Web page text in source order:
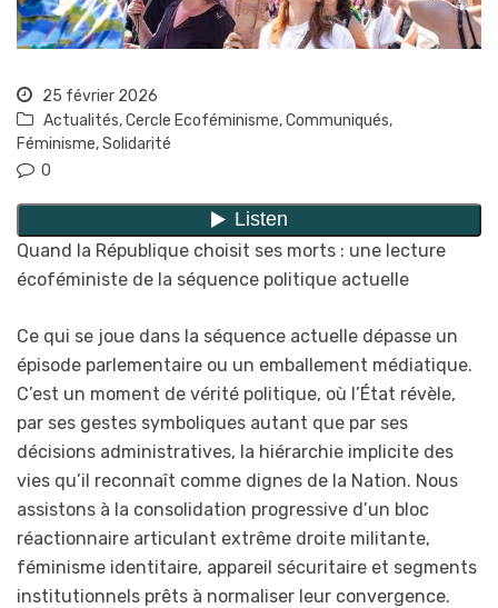
25 février 2026
Actualités,Cercle Ecoféminisme,Communiqués,
Féminisme,Solidarité
0
Quand la République choisit ses morts : une lecture
écoféministe de la séquence politique actuelle
Ce qui se joue dans la séquence actuelle dépasse un
épisode parlementaire ou un emballement médiatique.
C’est un moment de vérité politique, où l’État révèle,
par ses gestes symboliques autant que par ses
décisions administratives, la hiérarchie implicite des
vies qu’il reconnaît comme dignes de la Nation. Nous
assistons à la consolidation progressive d’un bloc
réactionnaire articulant extrême droite militante,
féminisme identitaire, appareil sécuritaire et segments
institutionnels prêts à normaliser leur convergence.